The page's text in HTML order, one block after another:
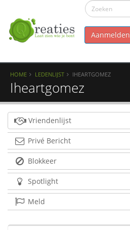
Aanmelden
HOME LEDENLIJST IHEARTGOMEZ
Iheartgomez
Vriendenlijst
Privé Bericht
Blokkeer
Spotlight
Meld